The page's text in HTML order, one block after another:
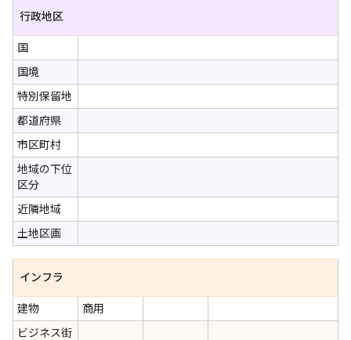
行政地区
国
国境
特別保留地
都道府県
市区町村
地域の下位
区分
近隣地域
土地区画
インフラ
建物
商用
ビジネス街